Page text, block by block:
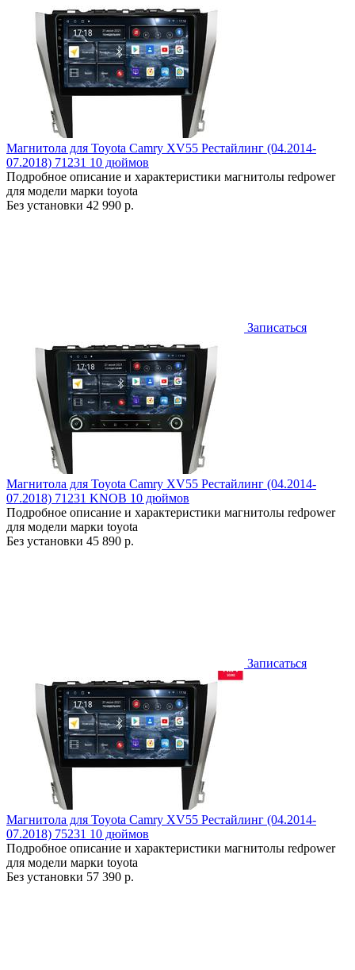
Магнитола для Toyota Camry XV55 Рестайлинг (04.2014-
07.2018) 71231 10 дюймов
Подробное описание и характеристики магнитолы redpower
для модели марки toyota
Без установки 42 990 р.
Записаться
Магнитола для Toyota Camry XV55 Рестайлинг (04.2014-
07.2018) 71231 KNOB 10 дюймов
Подробное описание и характеристики магнитолы redpower
для модели марки toyota
Без установки 45 890 р.
Записаться
Магнитола для Toyota Camry XV55 Рестайлинг (04.2014-
07.2018) 75231 10 дюймов
Подробное описание и характеристики магнитолы redpower
для модели марки toyota
Без установки 57 390 р.